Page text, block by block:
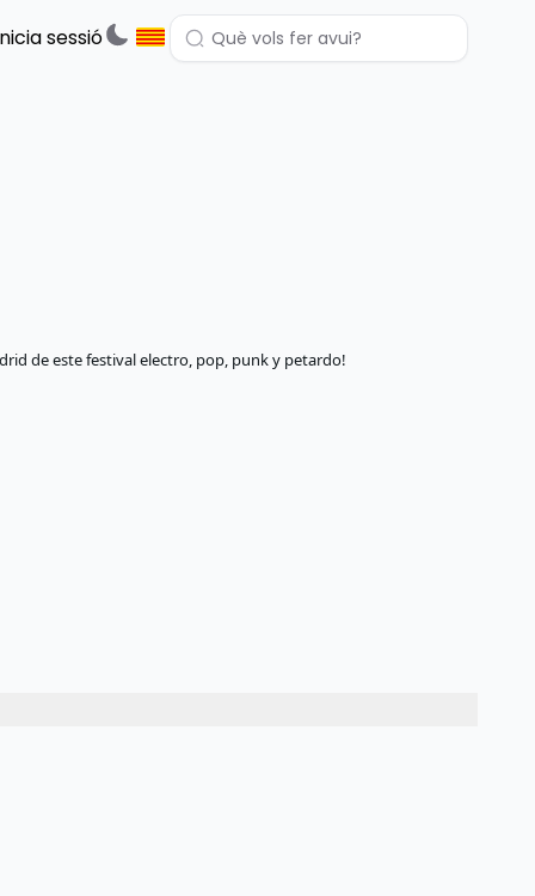
sessió
de este festival electro, pop, punk y petardo!